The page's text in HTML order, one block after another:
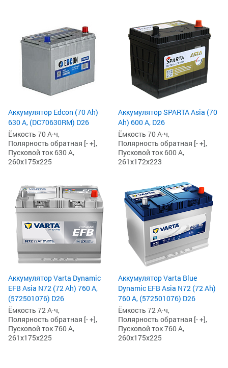
Аккумулятор Edcon (70 Ah)
630 А, (DC70630RM) D26
Ёмкость 70 А·ч,
Полярность обратная [- +],
Пусковой ток 630 А,
260x175x225
Аккумулятор SPARTA Asia (70
Ah) 600 А, D26
Ёмкость 70 А·ч,
Полярность обратная [- +],
Пусковой ток 600 А,
261x172x223
Аккумулятор Varta Dynamic
EFB Asia N72 (72 Ah) 760 А,
(572501076) D26
Ёмкость 72 А·ч,
Полярность обратная [- +],
Пусковой ток 760 А,
261x175x225
Аккумулятор Varta Blue
Dynamic EFB Asia N72 (72 Ah)
760 А, (572501076) D26
Ёмкость 72 А·ч,
Полярность обратная [- +],
Пусковой ток 760 А,
260x175x225